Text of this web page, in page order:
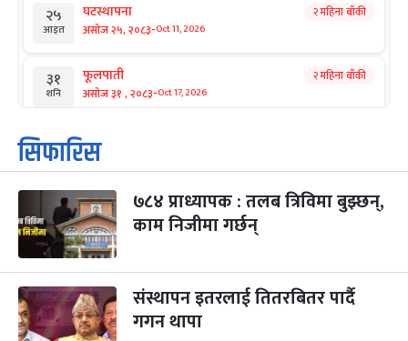
२५
आइत
घटस्थापना
असोज २५, २०८३-Oct 11, 2026
२ महिना बाँकी
३१
शनि
फूलपाती
असोज ३१ , २०८३-Oct 17, 2026
२ महिना बाँकी
१
आइत
कार्तिक सङ्क्रान्ति
कार्तिक १, २०८३
३
मंगल
महानवमी
कार्तिक ३, २०८३-Oct 20, 2026
२ महिना बाँकी
४
बुध कार्तिक ४, २०८३
५ पापा‌ङ्कुशा एकादशी व्रत
सिफारिस
७८४ प्राध्यापक : तलब त्रिविमा बुझ्छन्,
काम निजीमा गर्छन्
संस्थापन इतरलाई तितरबितर पार्दै
गगन थापा